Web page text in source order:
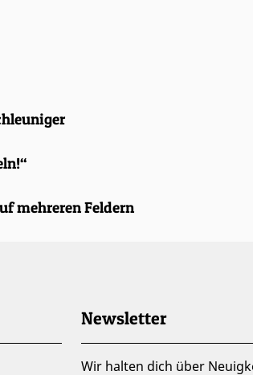
mehreren Feldern
Newsletter
Wir halten dich über